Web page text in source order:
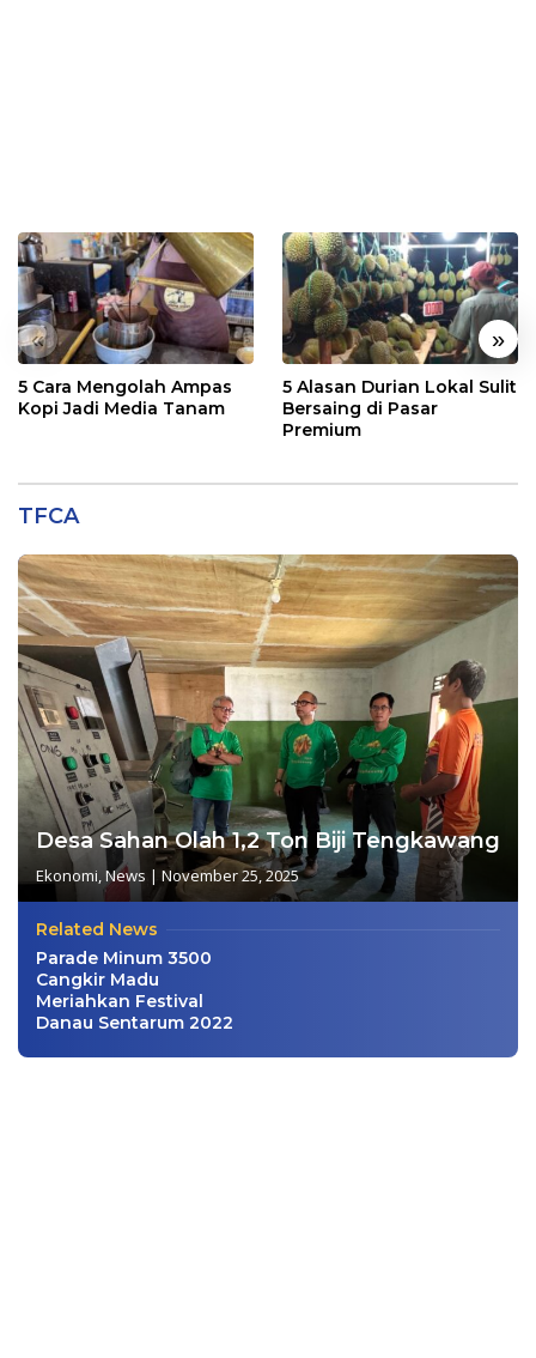
« »
5 Cara Mengolah Ampas
Kopi Jadi Media Tanam
5 Alasan Durian Lokal Sulit
Bersaing di Pasar
Premium
TFCA
Desa Sahan Olah 1,2 Ton Biji Tengkawang
Ekonomi News | November 25, 2025
Related News
Parade Minum 3500
Cangkir Madu
Meriahkan Festival
Danau Sentarum 2022